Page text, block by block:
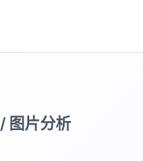
/ 图片分析